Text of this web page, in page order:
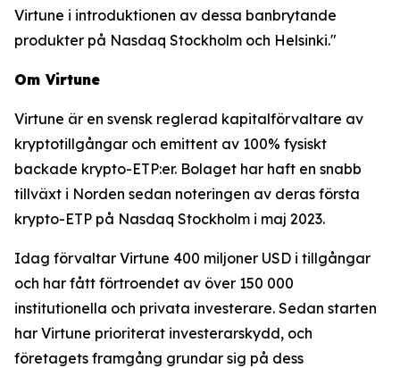
Virtune i introduktionen av dessa banbrytande
produkter på Nasdaq Stockholm och Helsinki."
Om Virtune
Virtune är en svensk reglerad kapitalförvaltare av
kryptotillgångar och emittent av 100% fysiskt
backade krypto-ETP:er. Bolaget har haft en snabb
tillväxt i Norden sedan noteringen av deras första
krypto-ETP på Nasdaq Stockholm i maj 2023.
Idag förvaltar Virtune 400 miljoner USD i tillgångar
och har fått förtroendet av över 150 000
institutionella och privata investerare. Sedan starten
har Virtune prioriterat investerarskydd, och
företagets framgång grundar sig på dess